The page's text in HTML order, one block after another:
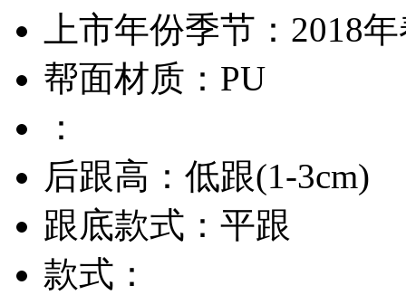
上市年份季节：2018
帮面材质：PU
：
后跟高：低跟(1-3cm)
跟底款式：平跟
款式：